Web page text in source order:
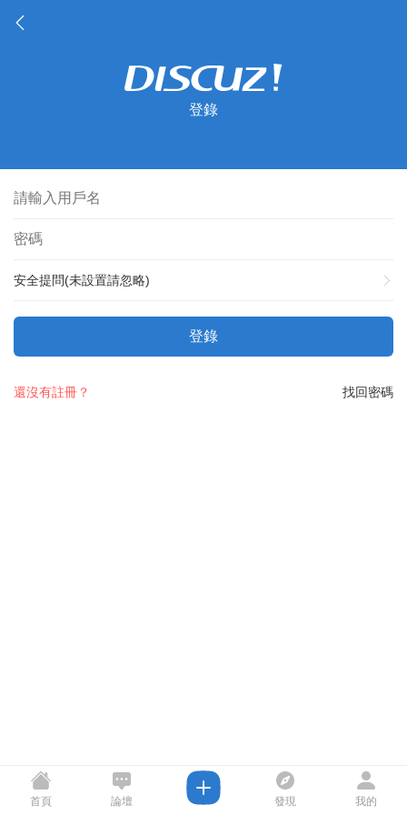
登錄
安全提問(未設置請忽略)
登錄
找回密碼
還沒有註冊？
首頁 論壇 發現 我的